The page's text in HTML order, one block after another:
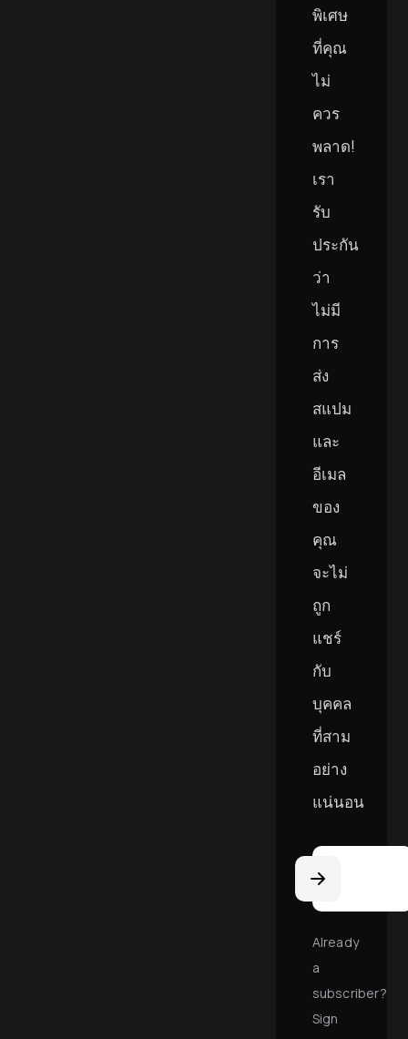
พิเศษ
ที่คุณ
ไม่
ควร
พลาด!
เรา
รับ
ประกัน
ว่า
ไม่มี
การ
ส่ง
สแปม
และ
อีเมล
ของ
คุณ
จะไม่
ถูก
แชร์
กับ
บุคคล
ที่สาม
อย่าง
แน่นอน
Address
Already
a
subscriber?
Sign